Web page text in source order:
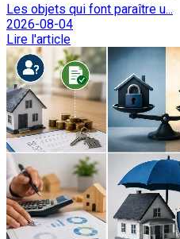
Les objets qui font paraître u...
2026-08-04
Lire l'article